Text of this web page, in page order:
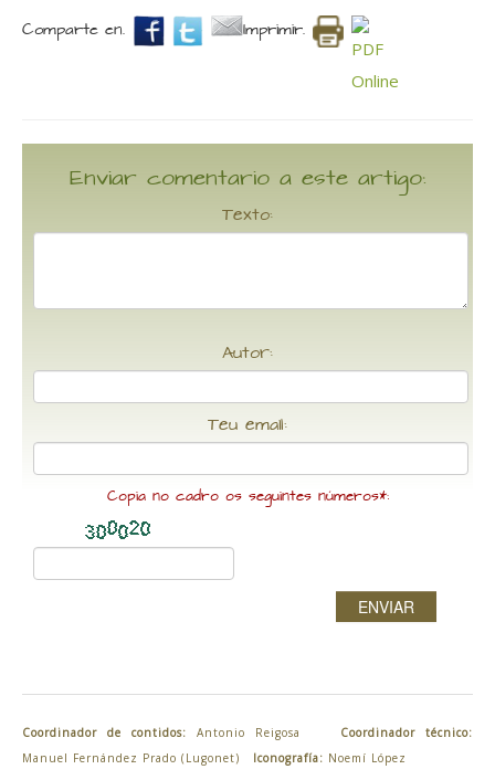
Comparte en. Imprimir.
Enviar comentario a este artigo:
Texto:
Autor:
Teu email:
Copia no cadro os seguintes números*:
ENVIAR
Coordinador de contidos: Antonio Reigosa Coordinador técnico:
Manuel Fernández Prado (Lugonet) Iconografía: Noemí López